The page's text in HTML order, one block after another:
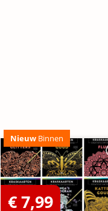
Nieuw Binnen
€ 7,99